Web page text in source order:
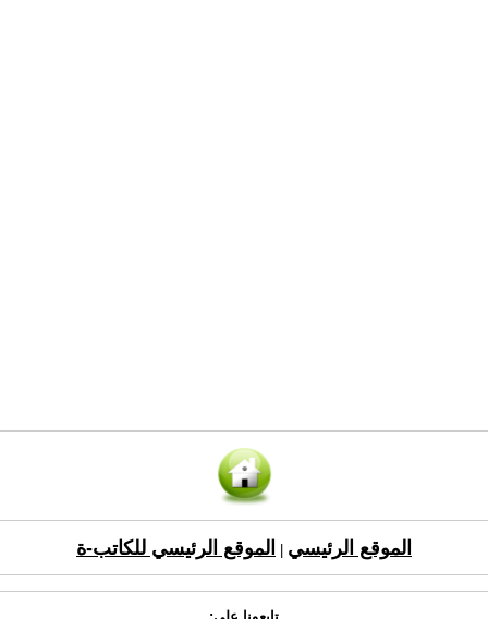
الموقع الرئيسي الموقع الرئيسي للكاتب-ة